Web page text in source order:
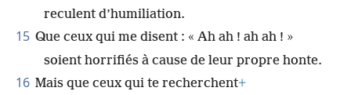
reculent d’humiliation.
15 Que ceux qui me disent : « Ah ah ! ah ah ! »
soient horrifiés à cause de leur propre honte.
16 Mais que ceux qui te recherchent+